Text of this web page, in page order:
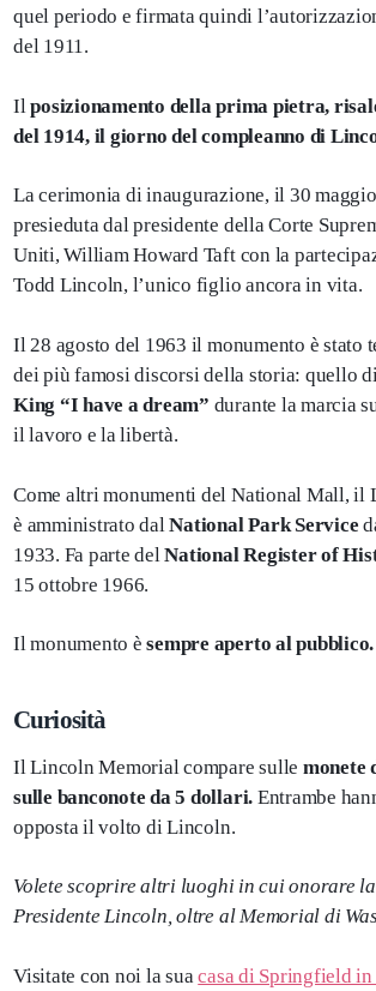
quel periodo e firmata quindi
del 1911.
Ilposizionamento della prima pietra,
del 1914, il giorno del compleanno di
La cerimonia di inaugurazione, il 30
presieduta dal presidente della Corte
Uniti, William Howard Taft con la
Todd Lincoln, l’unico figlio ancora in vita.
Il 28 agosto del 1963 il monumento è stato
dei più famosi discorsi della storia: quello
King “I have a dream” durante la marcia
il lavoro e la libertà.
Come altri monumenti del National Mall, il
è amministrato dalNational Park Service
1933. Fa parte delNational Register of
15 ottobre 1966.
Il monumento èsempre aperto al pubblico.
Curiosità
Il Lincoln Memorial compare sulle monete
sulle banconote da 5 dollari. Entrambe
opposta il volto di Lincoln.
Volete scoprire altri luoghi in cui onorare
Presidente Lincoln, oltre al Memorial di
Visitate con noi la suacasa di Springfield